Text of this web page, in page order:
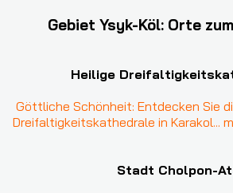
Gebiet Ysyk-Köl: Orte
Heilige
Göttliche Schönheit: Entdecken Sie
Dreifaltigkeitskathedrale in Karakol...
Stadt Cholpon-